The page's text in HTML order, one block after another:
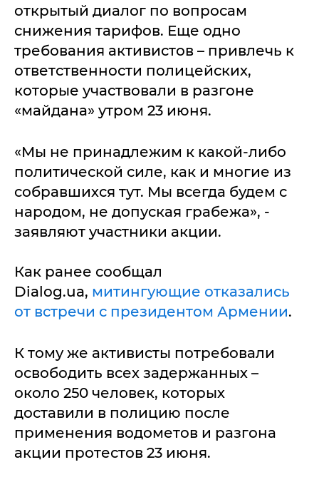
открытый диалог по вопросам
снижения тарифов. Еще одно
требования активистов – привлечь к
ответственности полицейских,
которые участвовали в разгоне
«майдана» утром 23 июня.
«Мы не принадлежим к какой-либо
политической силе, как и многие из
собравшихся тут. Мы всегда будем с
народом, не допуская грабежа», -
заявляют участники акции.
Как ранее сообщал
Dialog.ua, митингующие отказались
от встречи с президентом Армении.
К тому же активисты потребовали
освободить всех задержанных –
около 250 человек, которых
доставили в полицию после
применения водометов и разгона
акции протестов 23 июня.